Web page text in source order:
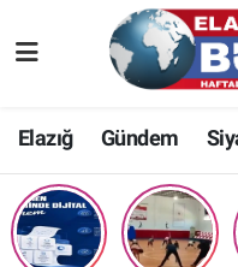
Elazığ Gündem
Asayiş
Bilim-Teknoloji
Eğitim
Nöbetçi Eczaneler
Hava Durumu
Namaz Vakitleri